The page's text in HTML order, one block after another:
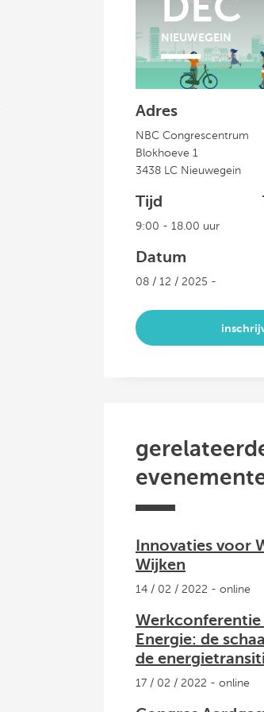
NIEUWEGEIN
Adres
NBC Congrescentrum
Blokhoeve 1
3438 LC Nieuwegein
Tijd
9:00 - 18.00 uur
Datum
08 / 12 / 2025 -
Innovaties voor
Wijken
14 / 02 / 2022 - online
Energie: de
de
17 / 02 / 2022 - online